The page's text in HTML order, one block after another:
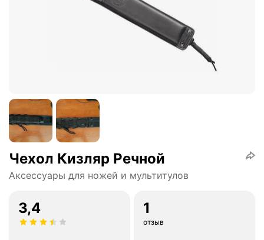
Чехол Кизляр Речной
Аксессуары для ножей и мультитулов
3,4 1
отзыв